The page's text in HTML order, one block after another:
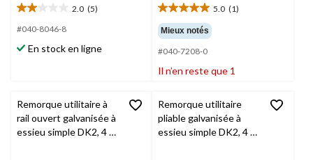
2.0 (5)
2.0
étoile(s)
5.
#040-8046-8
En stock en ligne
5.0 (1)
5.0
étoile(s)
sur
5.
1
Mieux notés
#040-7208-0
Il n’en reste que 1
Remorque utilitaire à
rail ouvert galvanisée à
essieu simple DK2, 4 x
Remorque utilitaire
pliable galvanisée à
essieu simple DK2, 4 x